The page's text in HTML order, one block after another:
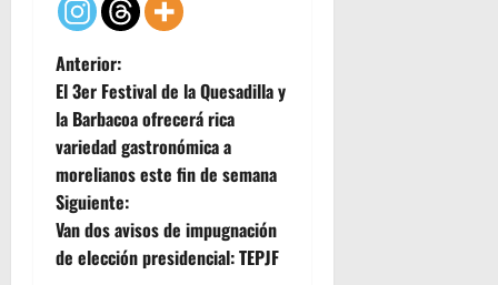
N
a
v
e
g
Anterior:
El 3er Festival de la Quesadilla y
la Barbacoa ofrecerá rica
variedad gastronómica a
morelianos este fin de semana
Siguiente:
Van dos avisos de impugnación
de elección presidencial: TEPJF